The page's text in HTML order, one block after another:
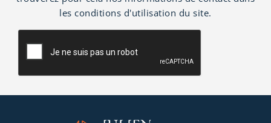
cm le matelas carnaval
Duvivier Durev est
100% recyclable et
Fabriqué en France.
les conditions d'utilisation du site.